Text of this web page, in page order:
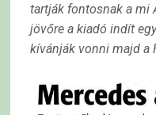
tartják fontosnak a mi
jövőre a kiadó indít
kívánják vonni majd a